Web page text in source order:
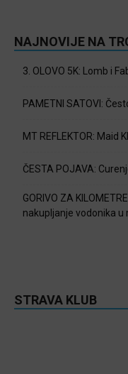
NAJNOVIJE NA
3. OLOVO 5K: Lomb i
PAMETNI SATOVI:
MT REFLEKTOR: Maid
ČESTA POJAVA:
GORIVO ZA
nakupljanje vodonika u
STRAVA KLUB